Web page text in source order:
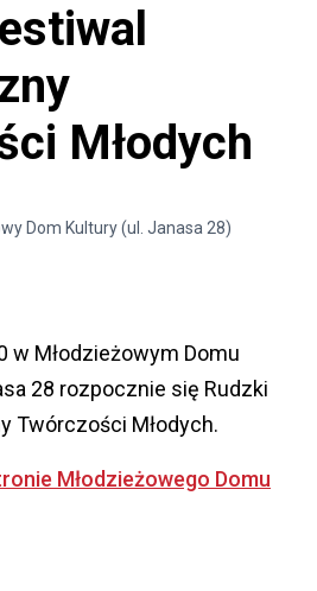
Młodych
Dom Kultury (ul. Janasa 28)
w Młodzieżowym Domu
28 rozpocznie się Rudzki
Twórczości Młodych.
Młodzieżowego Domu